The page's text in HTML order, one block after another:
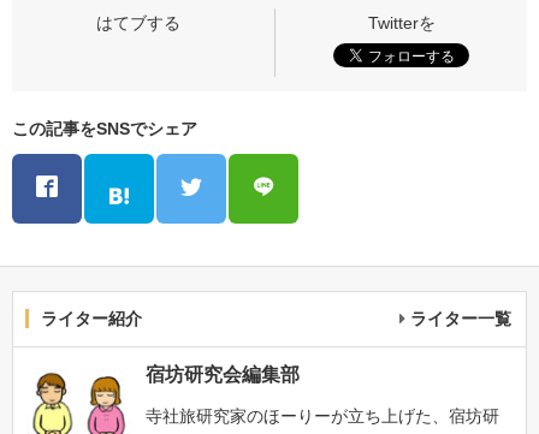
この記事をSNSでシェア
ライター紹介 ライター一覧
宿坊研究会編集部
寺社旅研究家のほーりーが立ち上げた、宿坊研